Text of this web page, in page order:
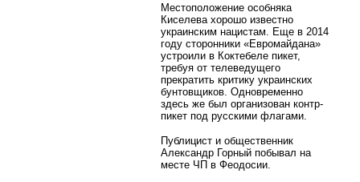
Местоположение особняка
Киселева хорошо известно
украинским нацистам. Еще в 2014
году сторонники «Евромайдана»
устроили в Коктебеле пикет,
требуя от телеведущего
прекратить критику украинских
бунтовщиков. Одновременно
здесь же был организован контр-
пикет под русскими флагами.
Публицист и общественник
Александр Горный побывал на
месте ЧП в Феодосии.